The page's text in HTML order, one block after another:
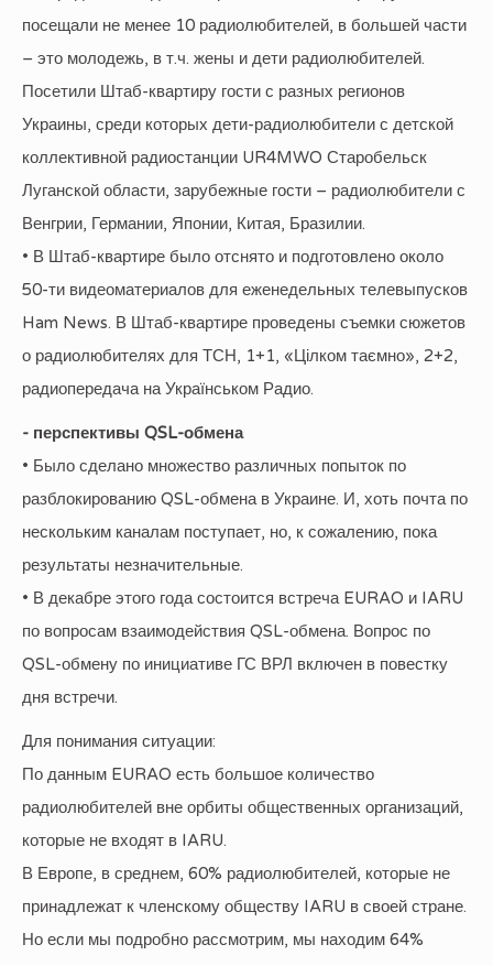
посещали не менее 10 радиолюбителей, в большей части
– это молодежь, в т.ч. жены и дети радиолюбителей.
Посетили Штаб-квартиру гости с разных регионов
Украины, среди которых дети-радиолюбители с детской
коллективной радиостанции UR4MWO Старобельск
Луганской области, зарубежные гости – радиолюбители с
Венгрии, Германии, Японии, Китая, Бразилии.
• В Штаб-квартире было отснято и подготовлено около
50-ти видеоматериалов для еженедельных телевыпусков
Ham News. В Штаб-квартире проведены съемки сюжетов
о радиолюбителях для ТСН, 1+1, «Цілком таємно», 2+2,
радиопередача на Українськом Радио.
- перспективы QSL-обмена
• Было сделано множество различных попыток по
разблокированию QSL-обмена в Украине. И, хоть почта по
нескольким каналам поступает, но, к сожалению, пока
результаты незначительные.
• В декабре этого года состоится встреча EURAO и IARU
по вопросам взаимодействия QSL-обмена. Вопрос по
QSL-обмену по инициативе ГС ВРЛ включен в повестку
дня встречи.
Для понимания ситуации:
По данным EURAO есть большое количество
радиолюбителей вне орбиты общественных организаций,
которые не входят в IARU.
В Европе, в среднем, 60% радиолюбителей, которые не
принадлежат к членскому обществу IARU в своей стране.
Но если мы подробно рассмотрим, мы находим 64%